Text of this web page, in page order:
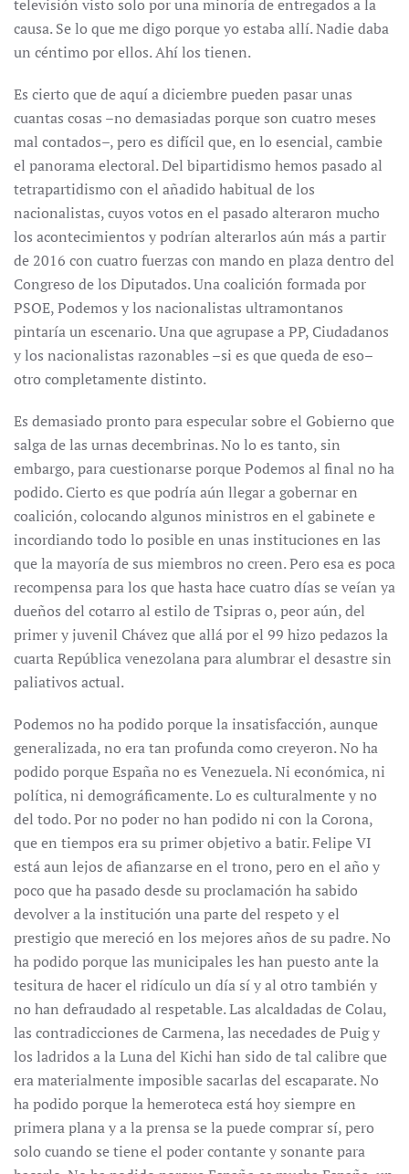
televisión visto solo por una minoría de entregados a la
causa. Se lo que me digo porque yo estaba allí. Nadie daba
un céntimo por ellos. Ahí los tienen.
Es cierto que de aquí a diciembre pueden pasar unas
cuantas cosas –no demasiadas porque son cuatro meses
mal contados–, pero es difícil que, en lo esencial, cambie
el panorama electoral. Del bipartidismo hemos pasado al
tetrapartidismo con el añadido habitual de los
nacionalistas, cuyos votos en el pasado alteraron mucho
los acontecimientos y podrían alterarlos aún más a partir
de 2016 con cuatro fuerzas con mando en plaza dentro del
Congreso de los Diputados. Una coalición formada por
PSOE, Podemos y los nacionalistas ultramontanos
pintaría un escenario. Una que agrupase a PP, Ciudadanos
y los nacionalistas razonables –si es que queda de eso–
otro completamente distinto.
Es demasiado pronto para especular sobre el Gobierno que
salga de las urnas decembrinas. No lo es tanto, sin
embargo, para cuestionarse porque Podemos al final no ha
podido. Cierto es que podría aún llegar a gobernar en
coalición, colocando algunos ministros en el gabinete e
incordiando todo lo posible en unas instituciones en las
que la mayoría de sus miembros no creen. Pero esa es poca
recompensa para los que hasta hace cuatro días se veían ya
dueños del cotarro al estilo de Tsipras o, peor aún, del
primer y juvenil Chávez que allá por el 99 hizo pedazos la
cuarta República venezolana para alumbrar el desastre sin
paliativos actual.
Podemos no ha podido porque la insatisfacción, aunque
generalizada, no era tan profunda como creyeron. No ha
podido porque España no es Venezuela. Ni económica, ni
política, ni demográficamente. Lo es culturalmente y no
del todo. Por no poder no han podido ni con la Corona,
que en tiempos era su primer objetivo a batir. Felipe VI
está aun lejos de afianzarse en el trono, pero en el año y
poco que ha pasado desde su proclamación ha sabido
devolver a la institución una parte del respeto y el
prestigio que mereció en los mejores años de su padre. No
ha podido porque las municipales les han puesto ante la
tesitura de hacer el ridículo un día sí y al otro también y
no han defraudado al respetable. Las alcaldadas de Colau,
las contradicciones de Carmena, las necedades de Puig y
los ladridos a la Luna del Kichi han sido de tal calibre que
era materialmente imposible sacarlas del escaparate. No
ha podido porque la hemeroteca está hoy siempre en
primera plana y a la prensa se la puede comprar sí, pero
solo cuando se tiene el poder contante y sonante para